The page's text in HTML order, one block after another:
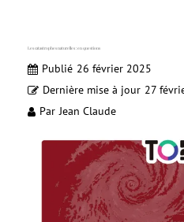
Les catastrophes naturelles : en questions
Publié 26 février 2025
Dernière mise à jour 27
Par Jean Claude